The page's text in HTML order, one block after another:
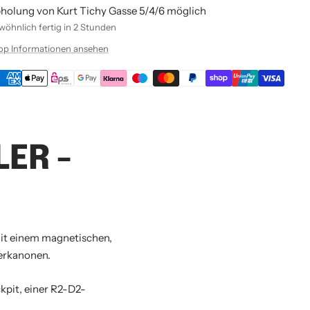
von Kurt Tichy Gasse 5/4/6 möglich
fertig in 2 Stunden
Informationen ansehen
-
einem magnetischen,
einer R2-D2-